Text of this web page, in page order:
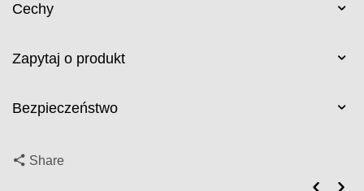
Cechy
Zapytaj o produkt
Bezpieczeństwo
Share